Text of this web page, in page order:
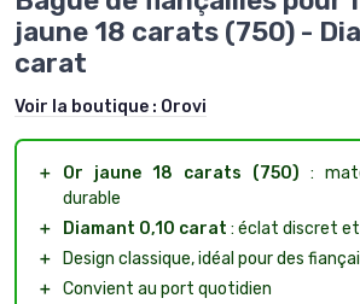
jaune 18 carats (750) -
carat
Voir la boutique : Orovi
＋ Or jaune 18 carats (750) :
durable
＋
Diamant 0,10 carat : éclat discret
＋
Design classique, idéal pour des
＋ Convient au port quotidien